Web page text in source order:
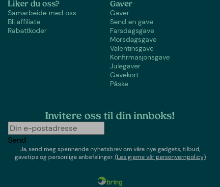
Liker du oss?
Samarbeide med oss
Bli affiliate
Rabattkoder
Gaver
Gaver
Send en gave
Farsdagsgave
Morsdagsgave
Valentinsgave
Konfirmasjonsgave
Julegaver
Gavekort
Påske
Invitere oss til din innboks!
Send
Ja, send meg spennende nyhetsbrev om våre nye gadgets, tilbud,
gavetips og personlige anbefalinger.(Les gjerne vår personvernpolicy)